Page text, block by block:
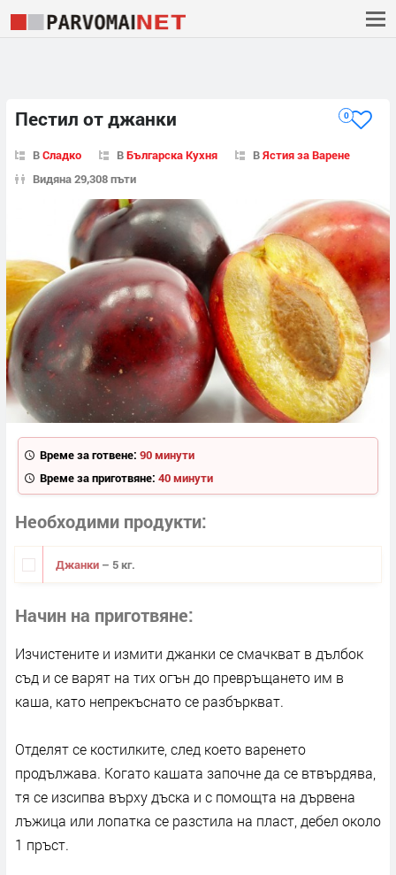
Пестил от джанки 0
ВСладко ВБългарска Кухня ВЯстия за Варене
Видяна 29,308 пъти
Време за готвене: 90 минути
Време за приготвяне: 40 минути
Необходими продукти
Джанки – 5 кг.
Начин на приготвяне
Изчистените и измити джанки се смачкват в дълбок
съд и се варят на тих огън до превръщането им в
каша, като непрекъснато се разбъркват.
Отделят се костилките, след което варенето
продължава. Когато кашата започне да се втвърдява,
тя се изсипва върху дъска и с помощта на дървена
лъжица или лопатка се разстила на пласт, дебел около
1 пръст.